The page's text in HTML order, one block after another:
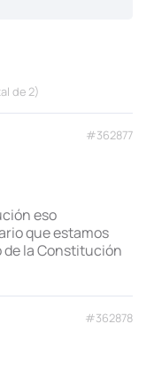
de 2)
#362877
eso
que estamos
de la Constitución
#362878